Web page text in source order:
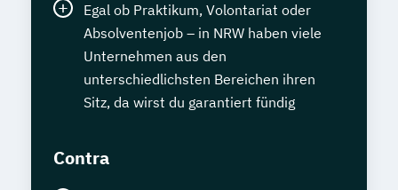
Egal ob Praktikum, Volontariat oder
Absolventenjob – in NRW haben viele
Unternehmen aus den
unterschiedlichsten Bereichen ihren
Sitz, da wirst du garantiert fündig
Contra